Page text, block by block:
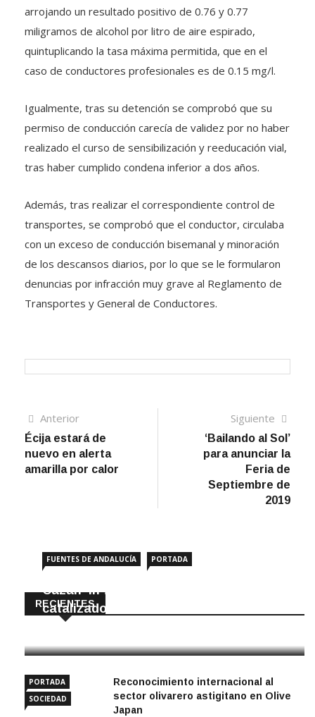
arrojando un resultado positivo de 0.76 y 0.77
miligramos de alcohol por litro de aire espirado,
quintuplicando la tasa máxima permitida, que en el
caso de conductores profesionales es de 0.15 mg/l.
Igualmente, tras su detención se comprobó que su
permiso de conducción carecía de validez por no haber
realizado el curso de sensibilización y reeducación vial,
tras haber cumplido condena inferior a dos años.
Además, tras realizar el correspondiente control de
transportes, se comprobó que el conductor, circulaba
con un exceso de conducción bisemanal y minoración
de los descansos diarios, por lo que se le formularon
denuncias por infracción muy grave al Reglamento de
Transportes y General de Conductores.
Navegación
de
entradas
AnteriorArtículo
anterior
Écija estará de
nuevo en alerta
amarilla por calor
Siguiente
‘Bailando al Sol’
para anunciar la
Feria de
Septiembre de
2019
RECIENTES
FUENTES DE ANDALUCÍA PORTADA
Cazan ‘in fraganti’ a ladrones de
catalizadores
PORTADA
SOCIEDAD
Reconocimiento internacional al
sector olivarero astigitano en Olive
Japan